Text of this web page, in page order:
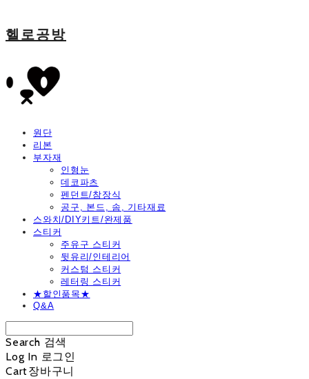
헬로공방
원단
리본
부자재
인형눈
데코파츠
펜던트/참장식
공구, 본드, 솜, 기타재료
스와치/DIY키트/완제품
스티커
주유구 스티커
뒷유리/인테리어
커스텀 스티커
레터링 스티커
★할인품목★
Q&A
Search 검색
Log In 로그인
Cart장바구니